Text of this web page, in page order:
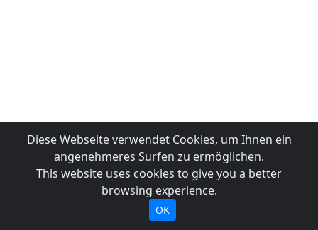
Diese Webseite verwendet Cookies, um Ihnen ein
angenehmeres Surfen zu ermöglichen.
This website uses cookies to give you a better
browsing experience.
OK